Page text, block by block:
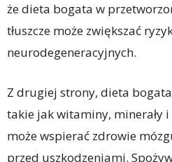
że dieta bogata w
tłuszcze może zwiększać
neurodegeneracyjnych.
Z drugiej strony, dieta
takie jak witaminy, minerały
może wspierać zdrowie
przed uszkodzeniami.